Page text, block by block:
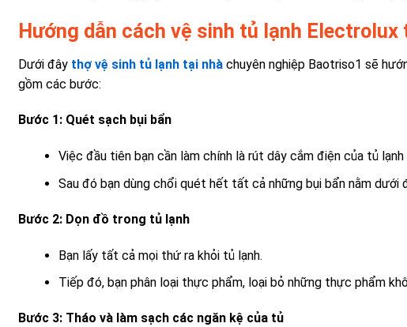
Hướng dẫn cách vệ sinh tủ lạnh Electrolux
Dưới đây thợ vệ sinh tủ lạnh tại nhàchuyên nghiệp Baotriso1 sẽ
gồm các bước:
Bước 1: Quét sạch bụi bẩn
Việc đầu tiên bạn cần làm chính là rút dây cắm điện của tủ lạnh
Sau đó bạn dùng chổi quét hết tất cả những bụi bẩn nằm dưới
Bước 2: Dọn đồ trong tủ lạnh
Bạn lấy tất cả mọi thứ ra khỏi tủ lạnh.
Tiếp đó, bạn phân loại thực phẩm, loại bỏ những thực phẩm
Bước 3: Tháo và làm sạch các ngăn kệ của tủ